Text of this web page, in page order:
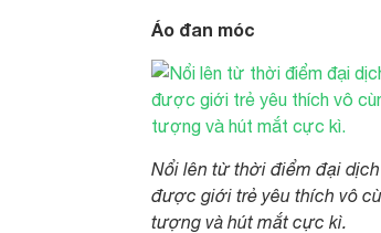
Áo đan móc
Nổi lên từ thời điểm đại
được giới trẻ yêu thích vô
tượng và hút mắt cực kì.